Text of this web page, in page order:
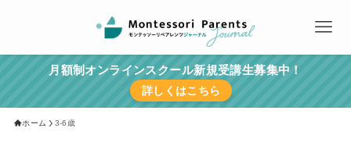
月額制オンラインスクール新規受講生募集中！
詳しくはこちら
ホーム 3-6歳